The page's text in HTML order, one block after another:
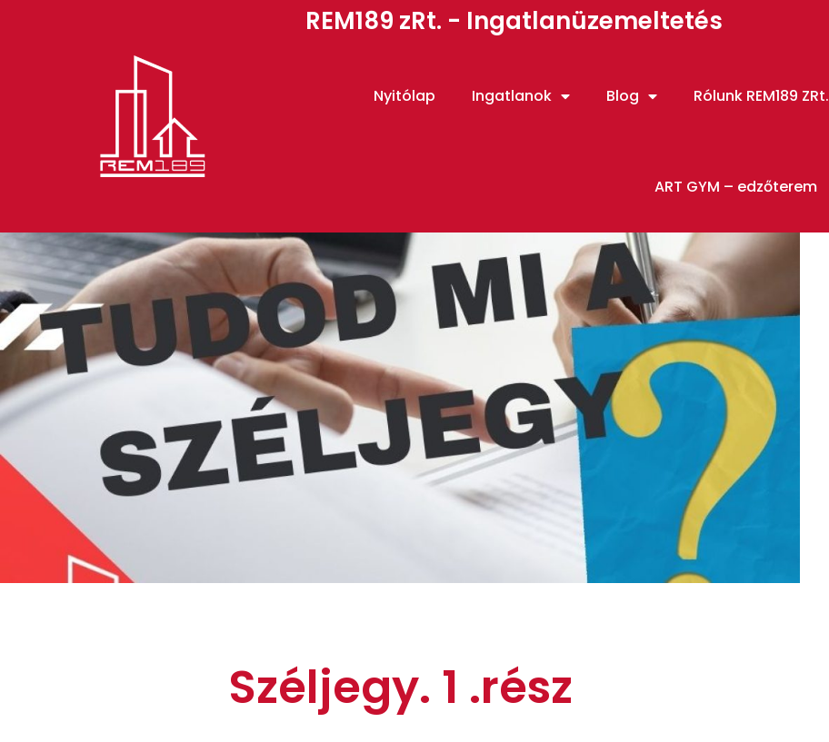
REM189 zRt. - Ingatlanüzemeltetés
Nyitólap Ingatlanok Blog Rólunk REM189 ZRt.
ART GYM – edzőterem
Széljegy. 1 .rész